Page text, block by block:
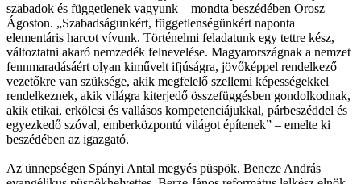
szabadok és függetlenek vagyunk – mondta beszédében Orosz
Ágoston. „Szabadságunkért, függetlenségünkért naponta
elementáris harcot vívunk. Történelmi feladatunk egy tettre kész,
változtatni akaró nemzedék felnevelése. Magyarországnak a nemzet
fennmaradásáért olyan kiművelt ifjúságra, jövőképpel rendelkező
vezetőkre van szüksége, akik megfelelő szellemi képességekkel
rendelkeznek, akik világra kiterjedő összefüggésben gondolkodnak,
akik etikai, erkölcsi és vallásos kompetenciájukkal, párbeszéddel és
egyezkedő szóval, emberközpontú világot építenek” – emelte ki
beszédében az igazgató.
Az ünnepségen Spányi Antal megyés püspök, Bencze András